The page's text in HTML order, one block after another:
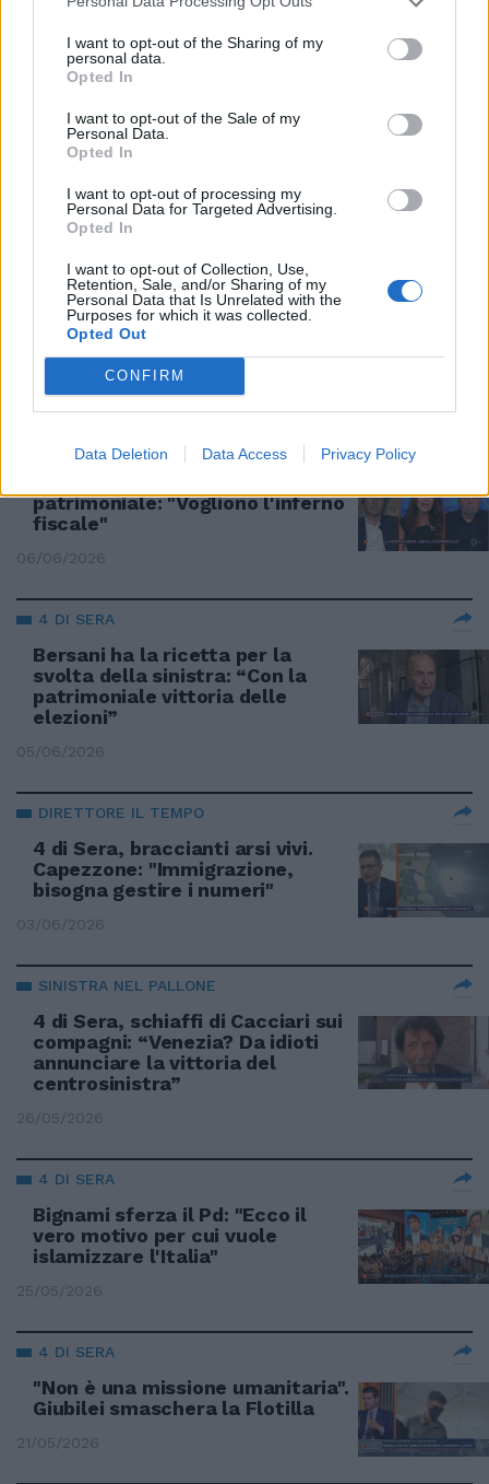
I want to opt-out of the Sharing of my
personal data.
Opted In
I want to opt-out of the Sale of my
Personal Data.
Opted In
I want to opt-out of processing my
Personal Data for Targeted Advertising.
Opted In
I want to opt-out of Collection, Use,
Retention, Sale, and/or Sharing of my
Personal Data that Is Unrelated with the
Purposes for which it was collected.
Opted Out
CONFIRM
Data Deletion Data Access Privacy Policy
Europa”
26/06/2026
“Polpetta avvelenata di Trump a
Meloni”, la teoria bomba di
25/06/2026
4 DI SERA
“Uno stupido”. Paragone affonda
Rutte per il caos Nato: ora le
4 DI SERA
patrimoniale: "Vogliono l'inferno
fiscale"
06/06/2026
4 DI SERA
Bersani ha la ricetta per la
svolta della sinistra: “Con la
patrimoniale vittoria delle
elezioni”
05/06/2026
DIRETTORE IL TEMPO
4 di Sera, braccianti arsi vivi.
Capezzone: "Immigrazione,
bisogna gestire i numeri"
03/06/2026
SINISTRA NEL PALLONE
4 di Sera, schiaffi di Cacciari sui
compagni: “Venezia? Da idioti
annunciare la vittoria del
centrosinistra”
26/05/2026
4 DI SERA
Bignami sferza il Pd: "Ecco il
vero motivo per cui vuole
islamizzare l'Italia"
25/05/2026
4 DI SERA
"Non è una missione umanitaria".
Giubilei smaschera la Flotilla
21/05/2026